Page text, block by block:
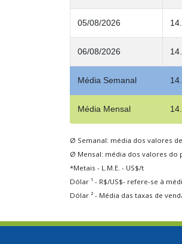
05/08/2026
06/08/2026
Média Semanal
Média Mensal
Ø Semanal: média dos valores
Ø Mensal: média dos valores
*Metais - L.M.E. - US$/t
Dólar ¹ - R$/US$- refere-se à
Dólar ² - Média das taxas de